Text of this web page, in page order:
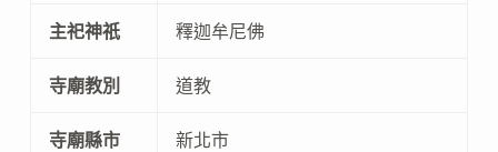
主祀神祇 釋迦牟尼佛
寺廟教別 道教
寺廟縣市 新北市